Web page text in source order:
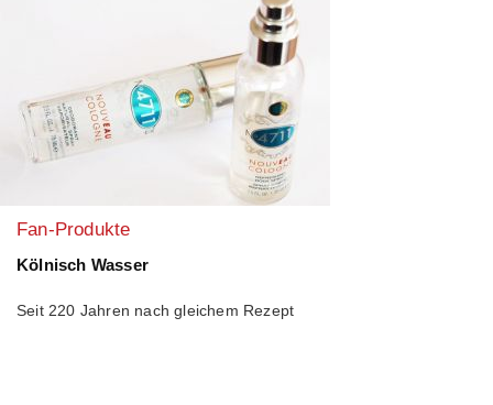
Fan-Produkte
Kölnisch Wasser
Seit 220 Jahren nach gleichem Rezept